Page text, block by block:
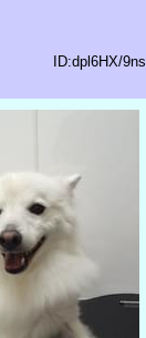
ID:dpl6HX/9ns